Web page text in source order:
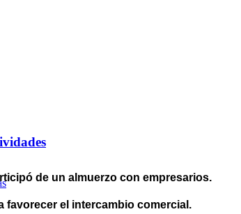
de un almuerzo con empresarios.
favorecer el intercambio comercial.